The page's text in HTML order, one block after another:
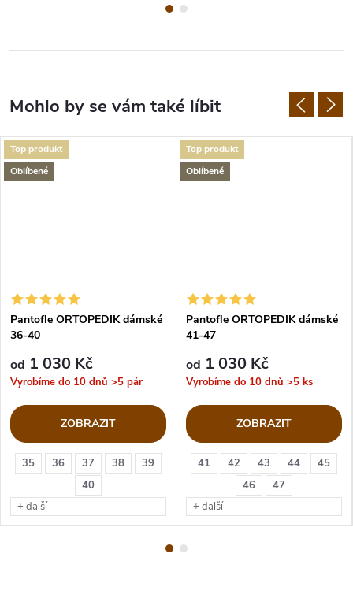
Top produkt
Oblíbené
35 36 37 38
39
40
+ další
Pantofle ORTOPEDIK dámské
36-40
od 1 030 Kč
Vyrobíme do 10 dnů >5 pár
ZOBRAZIT
Top produkt
Oblíbené
41 42 43 44
45
46
47
+ další
Pantofle ORTOPEDIK dámské
41-47
od 1 030 Kč
Vyrobíme do 10 dnů >5 ks
ZOBRAZIT